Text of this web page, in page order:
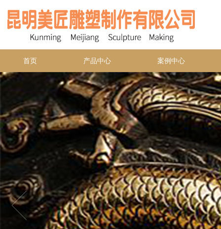
首页 产品中心 案例中心